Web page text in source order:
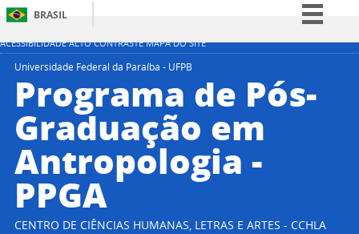
ACESSIBILIDADE ALTO CONTRASTE MAPA DO SITE
BRASIL
Simplifique!
Participe
Legislação
Canais
Universidade Federal da Paraíba - UFPB
Programa de Pós-
Graduação em
Antropologia -
PPGA
CENTRO DE CIÊNCIAS HUMANAS, LETRAS E ARTES - CCHLA